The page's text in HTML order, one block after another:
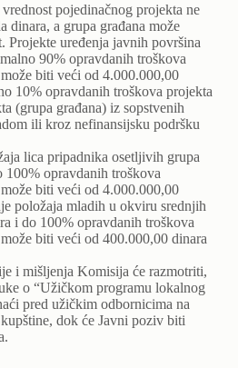
pojedinačnog projekta ne
dinara, a grupa građana može
Projekte uređenja javnih površina
90% opravdanih troškova
biti veći od 4.000.000,00
10% opravdanih troškova projekta
(grupa građana) iz sopstvenih
ili kroz nefinansijsku podršku
lica pripadnika osetljivih grupa
100% opravdanih troškova
biti veći od 4.000.000,00
položaja mladih u okviru srednjih
i do 100% opravdanih troškova
biti veći od 400.000,00 dinara
i mišljenja Komisija će razmotriti,
o “Užičkom programu lokalnog
pred užičkim odbornicima na
dok će Javni poziv biti